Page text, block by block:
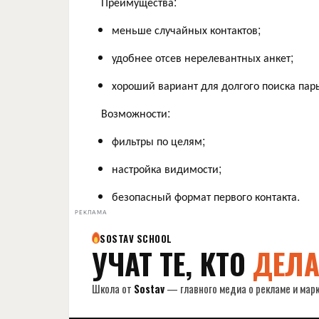
меньше случайных контактов;
удобнее отсев нерелевантных анкет;
хороший вариант для долгого поиска
Возможности:
фильтры по целям;
настройка видимости;
безопасный формат первого контакта.
РЕКЛАМА